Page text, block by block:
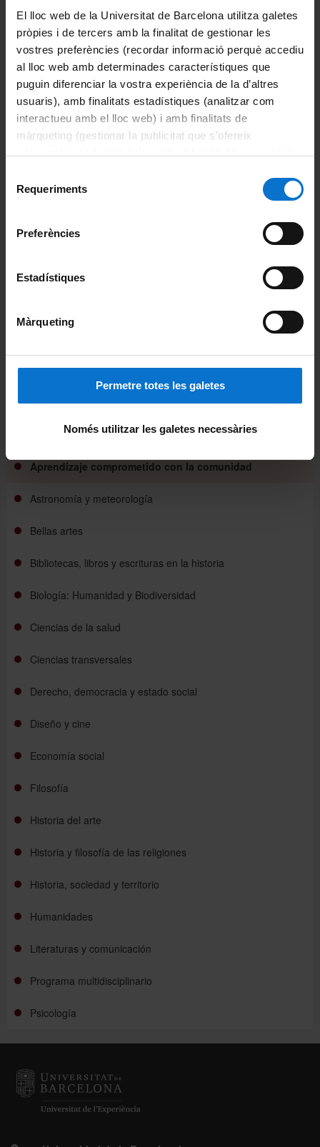
El lloc web de la Universitat de Barcelona utilitza galetes
pròpies i de tercers amb la finalitat de gestionar les
vostres preferències (recordar informació perquè accediu
al lloc web amb determinades característiques que
puguin diferenciar la vostra experiència de la d’altres
usuaris), amb finalitats estadístiques (analitzar com
interactueu amb el lloc web) i amb finalitats de
màrqueting (gestionar la publicitat que s’ofereix
consultar laPolítica de galetes del lloc web de la
Requeriments
Preferències
Estadístiques
Màrqueting
Permetre totes les galetes
Només utilitzar les galetes necessàries
Programas universitarios
Alimentación y gastronomía
Aprendizaje comprometido con la comunidad
Astronomía y meteorología
Bellas artes
Bibliotecas, libros y escrituras en la historia
Biología: Humanidad y Biodiversidad
Ciencias de la salud
Ciencias transversales
Derecho, democracia y estado social
Diseño y cine
Economía social
Filosofía
Historia del arte
Historia y filosofía de las religiones
Historia, sociedad y territorio
Humanidades
Literaturas y comunicación
Programa multidisciplinario
Psicología
280385 - Compartimos, celebramos,
transformamos
del 14 de enero al 15 de abril de 2027
jueves de 12 a 14 h - Festivo: 25 de marzo
023 Edificio Levante
Más información
Passeig de la Vall d’Hebron, 171
Cómo llegar
Mail